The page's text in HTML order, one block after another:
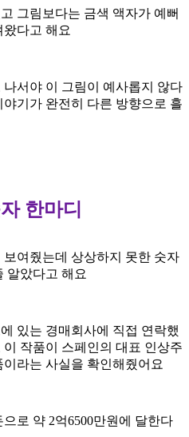
그림보다는 금색 액자가 예뻐
왔다고 해요
서야 이
그림이 예사롭지 않다
야기가 완전히 다른 방향으로 흘
한마디
보여줬는데 상상하지 못한 숫자
알았다고 해요
있는 경매회사에 직접 연락했
이 작품이 스페인의 대표 인상주
이라는 사실을 확인해줬어요
으로 약 2억6500만원에 달한다